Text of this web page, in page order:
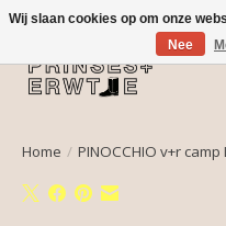
Home / PINOCCHIO v+r camp
Wij slaan cookies op om onze
Nee